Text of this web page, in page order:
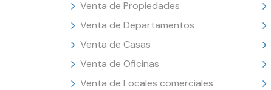
Venta de Propiedades
Venta de Departamentos
Venta de Casas
Venta de Oficinas
Venta de Locales comerciales